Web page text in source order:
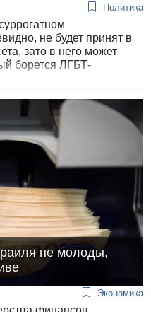
Политика
не будет принят в
зато в него может
борется ЛГБТ-
не молоды,
Экономика